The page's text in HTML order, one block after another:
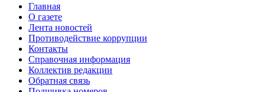
Главная
О газете
Лента новостей
Противодействие коррупции
Контакты
Справочная информация
Коллектив редакции
Обратная связь